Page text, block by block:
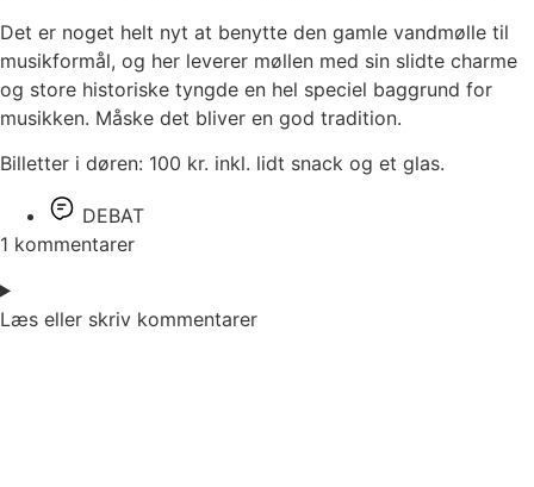
Det er noget helt nyt at benytte den gamle vandmølle til
musikformål, og her leverer møllen med sin slidte charme
og store historiske tyngde en hel speciel baggrund for
musikken. Måske det bliver en god tradition.
Billetter i døren: 100 kr. inkl. lidt snack og et glas.
DEBAT
1 kommentarer
Læs eller skriv kommentarer